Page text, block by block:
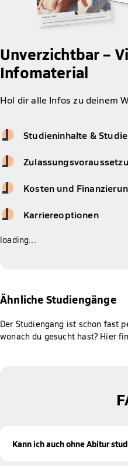
Unverzichtbar –
Infomaterial
Hol dir alle Infos zu deinem
Studieninhalte &
Kosten und
Karriereoptionen
loading...
Ähnliche Studiengänge
Der Studiengang ist schon fast
wonach du gesucht hast? Hier
Kann ich auch ohne Abitur